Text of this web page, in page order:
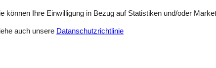
im Norden der Stadt. Nicht weit entfernt liegt die Ostsee mit
Städtereise zu kombinieren. Ebenso sind damit ausreichend
abseits der großen Hotspots des Tourismus, so dass der Abend
können Ihre Einwilligung in Bezug auf Statistiken und/oder
auch unsere Datanschutzrichtlinie